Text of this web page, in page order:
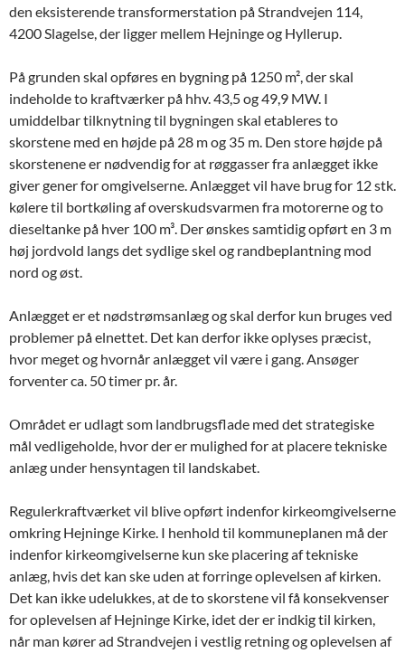
den eksisterende transformerstation på Strandvejen 114,
4200 Slagelse, der ligger mellem Hejninge og Hyllerup.
På grunden skal opføres en bygning på 1250 m², der skal
indeholde to kraftværker på hhv. 43,5 og 49,9 MW. I
umiddelbar tilknytning til bygningen skal etableres to
skorstene med en højde på 28 m og 35 m. Den store højde på
skorstenene er nødvendig for at røggasser fra anlægget ikke
giver gener for omgivelserne. Anlægget vil have brug for 12 stk.
kølere til bortkøling af overskudsvarmen fra motorerne og to
dieseltanke på hver 100 m³. Der ønskes samtidig opført en 3 m
høj jordvold langs det sydlige skel og randbeplantning mod
nord og øst.
Anlægget er et nødstrømsanlæg og skal derfor kun bruges ved
problemer på elnettet. Det kan derfor ikke oplyses præcist,
hvor meget og hvornår anlægget vil være i gang. Ansøger
forventer ca. 50 timer pr. år.
Området er udlagt som landbrugsflade med det strategiske
mål vedligeholde, hvor der er mulighed for at placere tekniske
anlæg under hensyntagen til landskabet.
Regulerkraftværket vil blive opført indenfor kirkeomgivelserne
omkring Hejninge Kirke. I henhold til kommuneplanen må der
indenfor kirkeomgivelserne kun ske placering af tekniske
anlæg, hvis det kan ske uden at forringe oplevelsen af kirken.
Det kan ikke udelukkes, at de to skorstene vil få konsekvenser
for oplevelsen af Hejninge Kirke, idet der er indkig til kirken,
når man kører ad Strandvejen i vestlig retning og oplevelsen af